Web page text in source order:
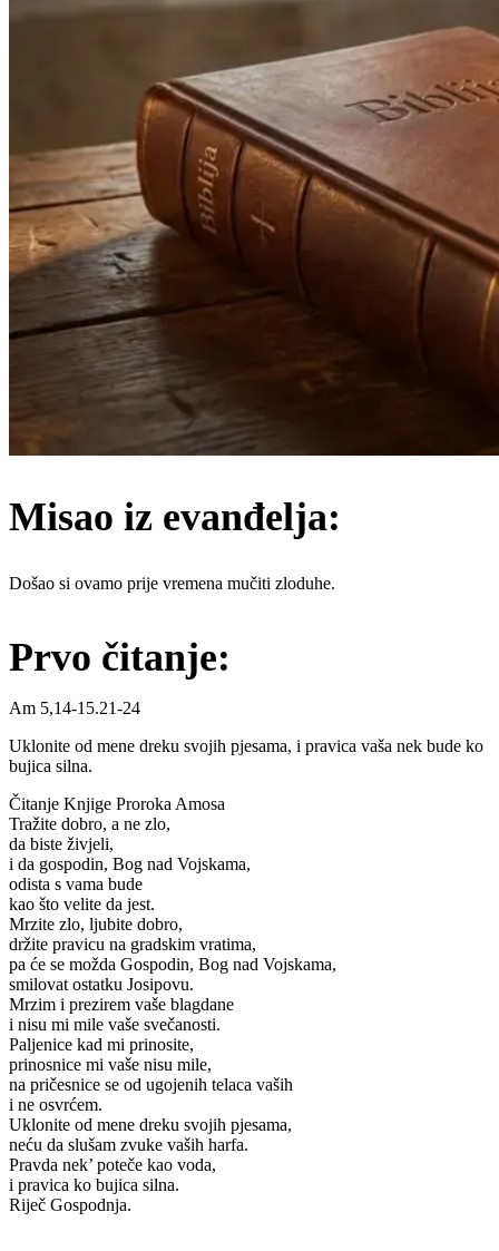
Misao iz evanđelja:
Došao si ovamo prije vremena mučiti zloduhe.
Prvo čitanje:
Am 5,14-15.21-24
Uklonite od mene dreku svojih pjesama, i pravica vaša nek bude ko
bujica silna.
Čitanje Knjige Proroka Amosa
Tražite dobro, a ne zlo,
da biste živjeli,
i da gospodin, Bog nad Vojskama,
odista s vama bude
kao što velite da jest.
Mrzite zlo, ljubite dobro,
držite pravicu na gradskim vratima,
pa će se možda Gospodin, Bog nad Vojskama,
smilovat ostatku Josipovu.
Mrzim i prezirem vaše blagdane
i nisu mi mile vaše svečanosti.
Paljenice kad mi prinosite,
prinosnice mi vaše nisu mile,
na pričesnice se od ugojenih telaca vaših
i ne osvrćem.
Uklonite od mene dreku svojih pjesama,
neću da slušam zvuke vaših harfa.
Pravda nek’ poteče kao voda,
i pravica ko bujica silna.
Riječ Gospodnja.